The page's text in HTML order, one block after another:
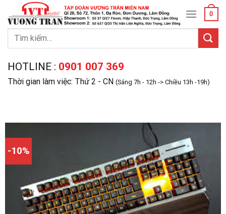
content
0
Tìm
HOTLINE : 0901 007 369
Thời gian làm việc: Thứ 2 - CN (Sáng 7h - 12h -> Chiều 13h -19h)
-10%